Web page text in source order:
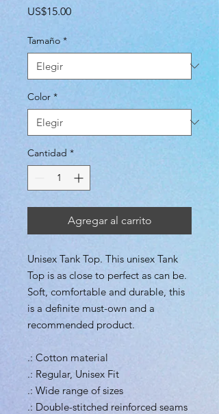
US$15.00Precio
Tamaño *
Color *
Cantidad *
Agregar al carrito
Unisex Tank Top. This unisex Tank
Top is as close to perfect as can be.
Soft, comfortable and durable, this
is a definite must-own and a
recommended product.
.: Cotton material
.: Regular, Unisex Fit
.: Wide range of sizes
.: Double-stitched reinforced seams